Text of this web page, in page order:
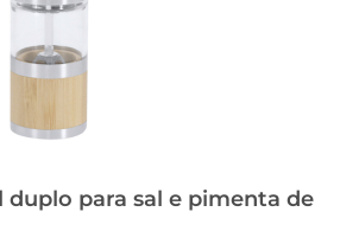
para sal e pimenta de